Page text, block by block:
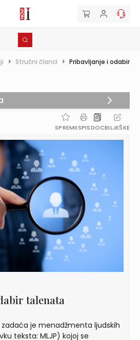
> Stručni članci > Pribavljanje i odabir
SPREMIISPISDOCBILJEŠKE
talenata
je menadžmenta ljudskih
teksta: MLJP) kojoj se